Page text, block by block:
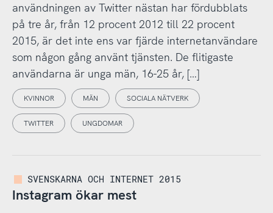
användningen av Twitter nästan har fördubblats
på tre år, från 12 procent 2012 till 22 procent
2015, är det inte ens var fjärde internetanvändare
som någon gång använt tjänsten. De flitigaste
användarna är unga män, 16-25 år, […]
KVINNOR MÄN SOCIALA NÄTVERK
TWITTER UNGDOMAR
SVENSKARNA OCH INTERNET 2015
Instagram ökar mest